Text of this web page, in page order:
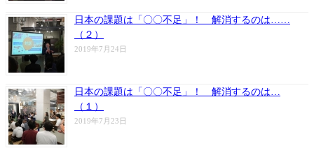
日本の課題は「〇〇不足」！ 解消するのは……
（２）
2019年7月24日
日本の課題は「〇〇不足」！ 解消するのは…
（１）
2019年7月23日